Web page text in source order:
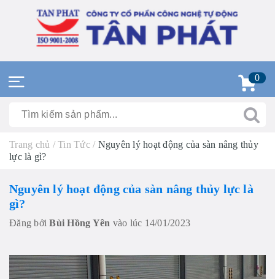
0
Trang chủ / Tin Tức / Nguyên lý hoạt động của sàn nâng thủy
lực là gì?
Nguyên lý hoạt động của sàn nâng thủy lực là
gì?
Đăng bởiBùi Hồng Yên vào lúc 14/01/2023